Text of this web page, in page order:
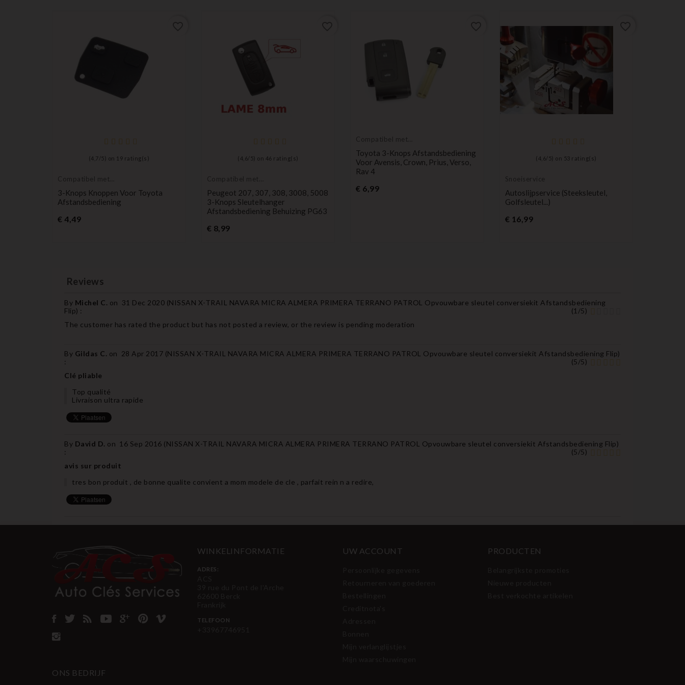
(4,7 / 5) on 19 rating(s)
Compatibel met
3-Knops Knoppen Voor Toyota
Afstandsbediening
€ 4,49Prijs
( 4,6/ 5) on 46 rating(s)
Compatibel met
Peugeot 207, 307, 308, 3008, 5008
3-Knops Sleutelhanger
Afstandsbediening Behuizing PG63
€ 8,99Prijs
Compatibel met
Toyota 3-Knops Afstandsbediening
Voor Avensis, Crown, Prius, Verso,
Rav 4
€ 6,99Prijs
( 4,6/ 5) on 53 rating(s)
Snoeiservice
Autoslijpservice (steeksleutel,
Golfsleutel...)
€ 16,99Prijs
Reviews
By Michel C. on 31 Dec 2020 (NISSAN X-TRAIL NAVARA MICRA ALMERA PRIMERA TERRANO PATROL Opvouwbare sleutel conversiekit Afstandsbediening
Flip) : (1 /5)
The customer has rated the product but has not posted a review, or the review is pending moderation
By Gildas C. on 28 Apr 2017 (NISSAN X-TRAIL NAVARA MICRA ALMERA PRIMERA TERRANO PATROL Opvouwbare sleutel conversiekit Afstandsbediening Flip)
:
(5/5)
Clé pliable
Top qualité
Livraison ultra rapide
By David D. on 16 Sep 2016 (NISSAN X-TRAIL NAVARA MICRA ALMERA PRIMERA TERRANO PATROL Opvouwbare sleutel conversiekit Afstandsbediening Flip)
:
(5/5)
avis sur produit
tres bon produit , de bonne qualite convient a mom modele de cle , parfait rein n a redire,
WINKELINFORMATIE
ADRES:
TELEFOON
UW ACCOUNT PRODUCTEN
ONS BEDRIJF